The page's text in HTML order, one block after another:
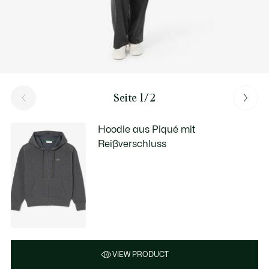
Seite 1/2
Hoodie aus Piqué mit
Reißverschluss
VIEW PRODUCT